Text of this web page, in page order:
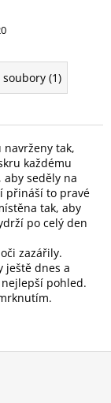
(1)
tak,
každému
aby seděly na
přináší to pravé
tak, aby
po celý den
zazářily.
ještě dnes a
pohled.